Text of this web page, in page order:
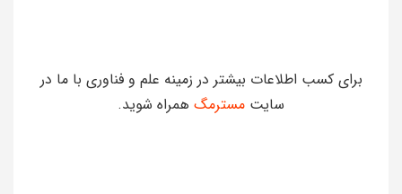
برای کسب اطلاعات بیشتر در زمینه علم و فناوری با ما در
سایت مسترمگ همراه شوید.